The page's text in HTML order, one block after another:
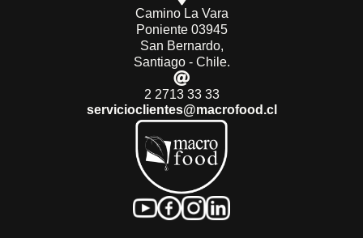
Camino La Vara
Poniente 03945
San Bernardo,
Santiago - Chile.
2 2713 33 33
servicioclientes@macrofood.cl